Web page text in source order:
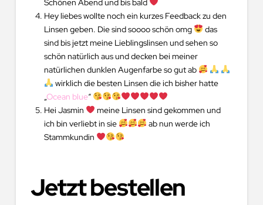
Schönen Abend und bis bald
Hey liebes wollte noch ein kurzes Feedback zu den
Linsen geben. Die sind soooo schön omg
das
sind bis jetzt meine Lieblingslinsen und sehen so
schön natürlich aus und decken bei meiner
natürlichen dunklen Augenfarbe so gut ab
wirklich die besten Linsen die ich bisher hatte
„Ocean blue“
Hei Jasmin
meine Linsen sind gekommen und
ich bin verliebt in sie
ab nun werde ich
Stammkundin
Jetzt bestellen